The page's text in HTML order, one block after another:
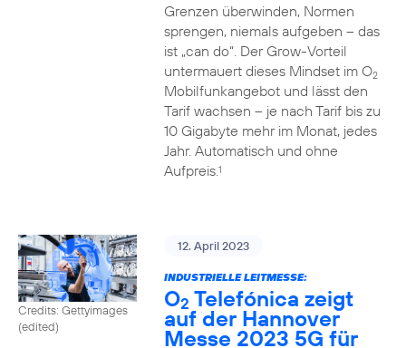
Grenzen überwinden, Normen
sprengen, niemals aufgeben – das
ist „can do“. Der Grow-Vorteil
untermauert dieses Mindset im O2
Mobilfunkangebot und lässt den
Tarif wachsen – je nach Tarif bis zu
10 Gigabyte mehr im Monat, jedes
Jahr. Automatisch und ohne
Aufpreis.1
Credits: Gettyimages
(edited)
12. April 2023
INDUSTRIELLE LEITMESSE:
O2 Telefónica zeigt
auf der Hannover
Messe 2023 5G für